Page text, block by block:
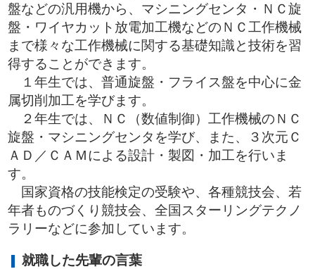
盤などの汎用機から、マシニングセンタ・ＮＣ旋
盤・ワイヤカット放電加工機などのＮＣ工作機械
まで様々な工作機械に関する基礎知識と技術を習
得することができます。
１年生では、普通旋盤・フライス盤を中心に金
属切削加工を学びます。
２年生では、ＮＣ（数値制御）工作機械のＮＣ
旋盤・マシニングセンタを学び、また、３次元Ｃ
ＡＤ／ＣＡＭによる設計・製図・加工を行いま
す。
国家資格の技能検定の受験や、各種競技会、若
年者ものづくり競技会、全国スターリングテクノ
ラリーなどに参加しています。
就職した先輩の言葉